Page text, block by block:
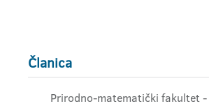
Članica
Prirodno-matematički fakultet -